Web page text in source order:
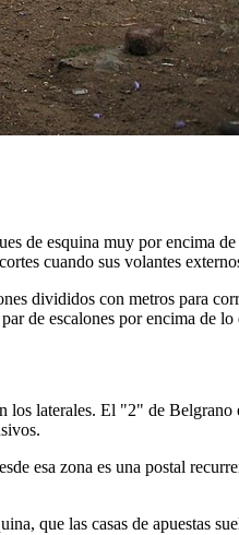
de esquina muy por encima
cuando sus volantes
divididos con metros para
de escalones por encima de
laterales. El "2" de
esa zona es una postal
que las casas de apuestas